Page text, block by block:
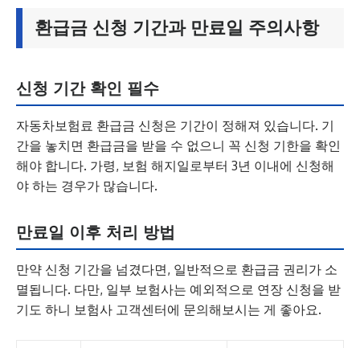
환급금 신청 기간과 만료일 주의사항
신청 기간 확인 필수
자동차보험료 환급금 신청은 기간이 정해져 있습니다. 기
간을 놓치면 환급금을 받을 수 없으니 꼭 신청 기한을 확인
해야 합니다. 가령, 보험 해지일로부터 3년 이내에 신청해
야 하는 경우가 많습니다.
만료일 이후 처리 방법
만약 신청 기간을 넘겼다면, 일반적으로 환급금 권리가 소
멸됩니다. 다만, 일부 보험사는 예외적으로 연장 신청을 받
기도 하니 보험사 고객센터에 문의해보시는 게 좋아요.